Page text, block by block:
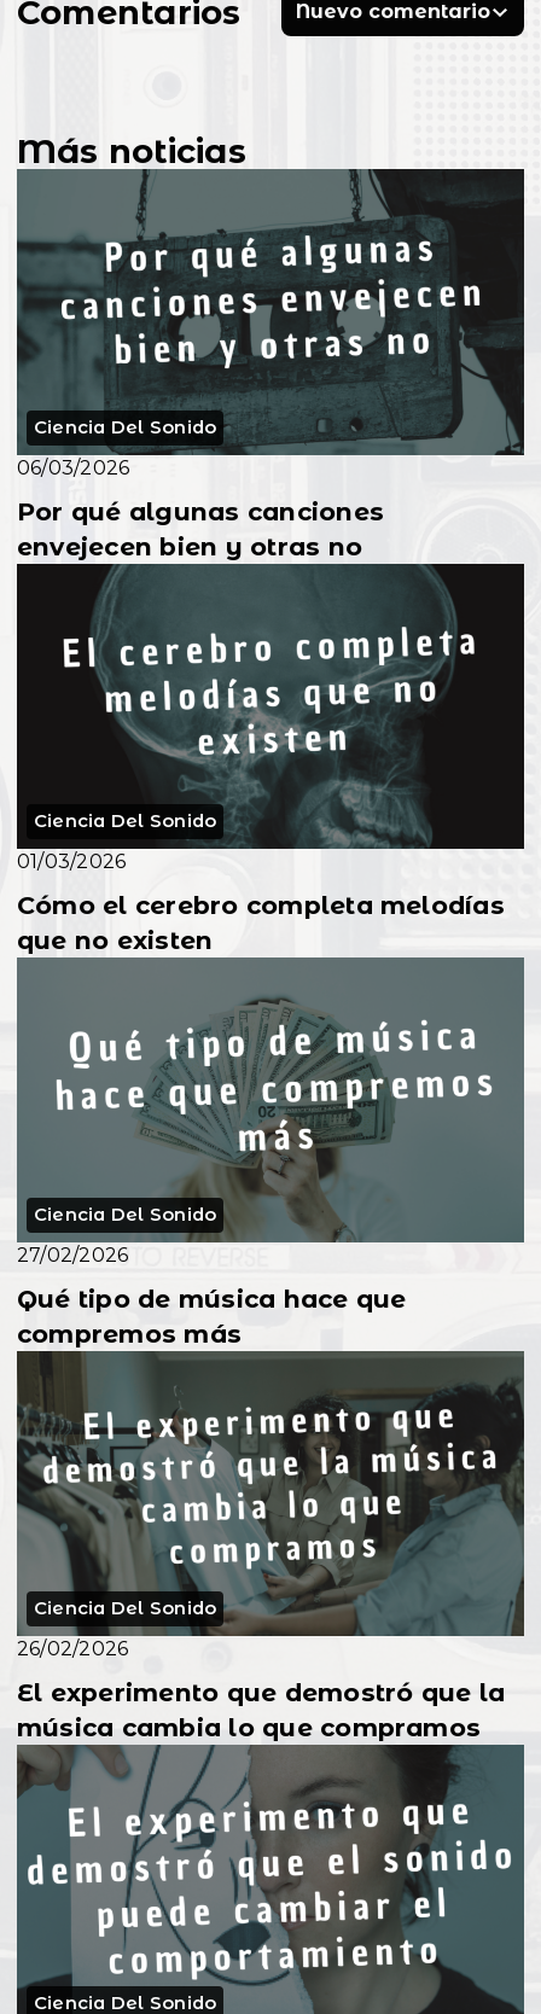
Comentarios Nuevo comentario
Más noticias
Ciencia Del Sonido
06/03/2026
Por qué algunas canciones
envejecen bien y otras no
Ciencia Del Sonido
01/03/2026
Cómo el cerebro completa melodías
que no existen
Ciencia Del Sonido
27/02/2026
Qué tipo de música hace que
compremos más
Ciencia Del Sonido
26/02/2026
El experimento que demostró que la
música cambia lo que compramos
Ciencia Del Sonido